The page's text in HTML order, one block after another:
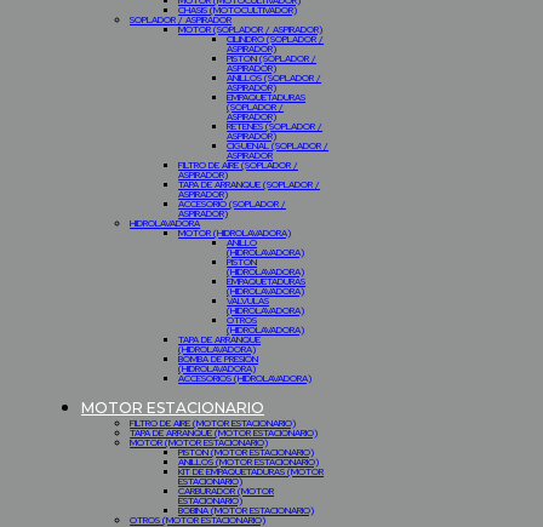
CHASIS (MOTOCULTIVADOR)
SOPLADOR / ASPIRADOR
MOTOR (SOPLADOR / ASPIRADOR)
CILINDRO (SOPLADOR /
ASPIRADOR)
PISTON (SOPLADOR /
ASPIRADOR)
ANILLOS (SOPLADOR /
ASPIRADOR)
EMPAQUETADURAS
(SOPLADOR /
ASPIRADOR)
RETENES (SOPLADOR /
ASPIRADOR)
CIGUEÑAL (SOPLADOR /
ASPIRADOR
FILTRO DE AIRE (SOPLADOR /
ASPIRADOR)
TAPA DE ARRANQUE (SOPLADOR /
ASPIRADOR)
ACCESORIO (SOPLADOR /
ASPIRADOR)
HIDROLAVADORA
MOTOR (HIDROLAVADORA)
ANILLO
(HIDROLAVADORA)
PISTON
(HIDROLAVADORA)
EMPAQUETADURAS
(HIDROLAVADORA)
VALVULAS
(HIDROLAVADORA)
OTROS
(HIDROLAVADORA)
TAPA DE ARRANQUE
(HIDROLAVADORA)
BOMBA DE PRESION
(HIDROLAVADORA)
ACCESORIOS (HIDROLAVADORA)
MOTOR ESTACIONARIO
FILTRO DE AIRE (MOTOR ESTACIONARIO)
TAPA DE ARRANQUE (MOTOR ESTACIONARIO)
MOTOR (MOTOR ESTACIONARIO)
PISTON (MOTOR ESTACIONARIO)
ANILLOS (MOTOR ESTACIONARIO)
KIT DE EMPAQUETADURAS (MOTOR
ESTACIONARIO)
CARBURADOR (MOTOR
ESTACIONARIO)
BOBINA (MOTOR ESTACIONARIO)
OTROS (MOTOR ESTACIONARIO)